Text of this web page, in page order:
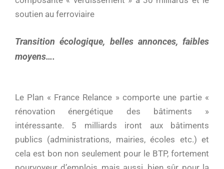
soutien au ferroviaire
Transition écologique, belles annonces, faibles
moyens….
Le Plan « France Relance » comporte une partie «
rénovation énergétique des bâtiments »
intéressante. 5 milliards iront aux bâtiments
publics (administrations, mairies, écoles etc.) et
cela est bon non seulement pour le BTP, fortement